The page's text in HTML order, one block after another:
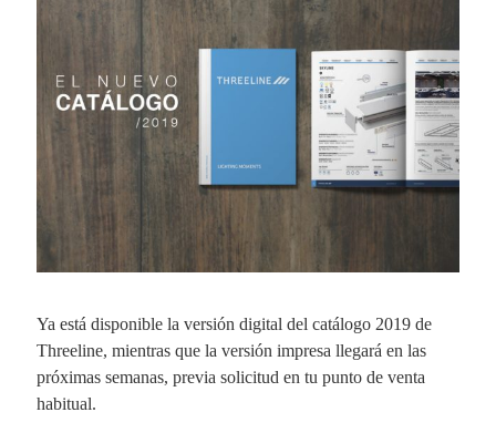
ok
In
A
pp
Ya está disponible la versión digital del catálogo 2019 de
Threeline, mientras que la versión impresa llegará en las
próximas semanas, previa solicitud en tu punto de venta
habitual.